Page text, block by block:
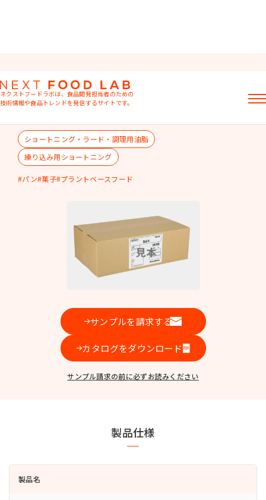
MIYOSHI MIRAI PLATFORM
ミヨシ油脂 コーポレートサイト
ネクストフードラボは、食品開発担当者のための
技術情報や食品トレンドを発信するサイトです。
おすすめキーワード
ラード不足植物性ミルク 食感改良
記事
製品情報
レシピ
ミヨシ油脂の強み
クローネショートニング
口どけ、保形性、クリーミング性に優れたショートニン
ショートニング・ラード・調理用油脂
練り込み用ショートニング
パン 菓子 プラントベースフード
サンプルを請求する
カタログをダウンロード
サンプル請求の前に必ずお読みください
製品仕様
製品名